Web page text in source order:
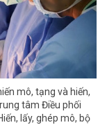
mô, tạng và hiến,
tâm Điều phối
lấy, ghép mô, bộ